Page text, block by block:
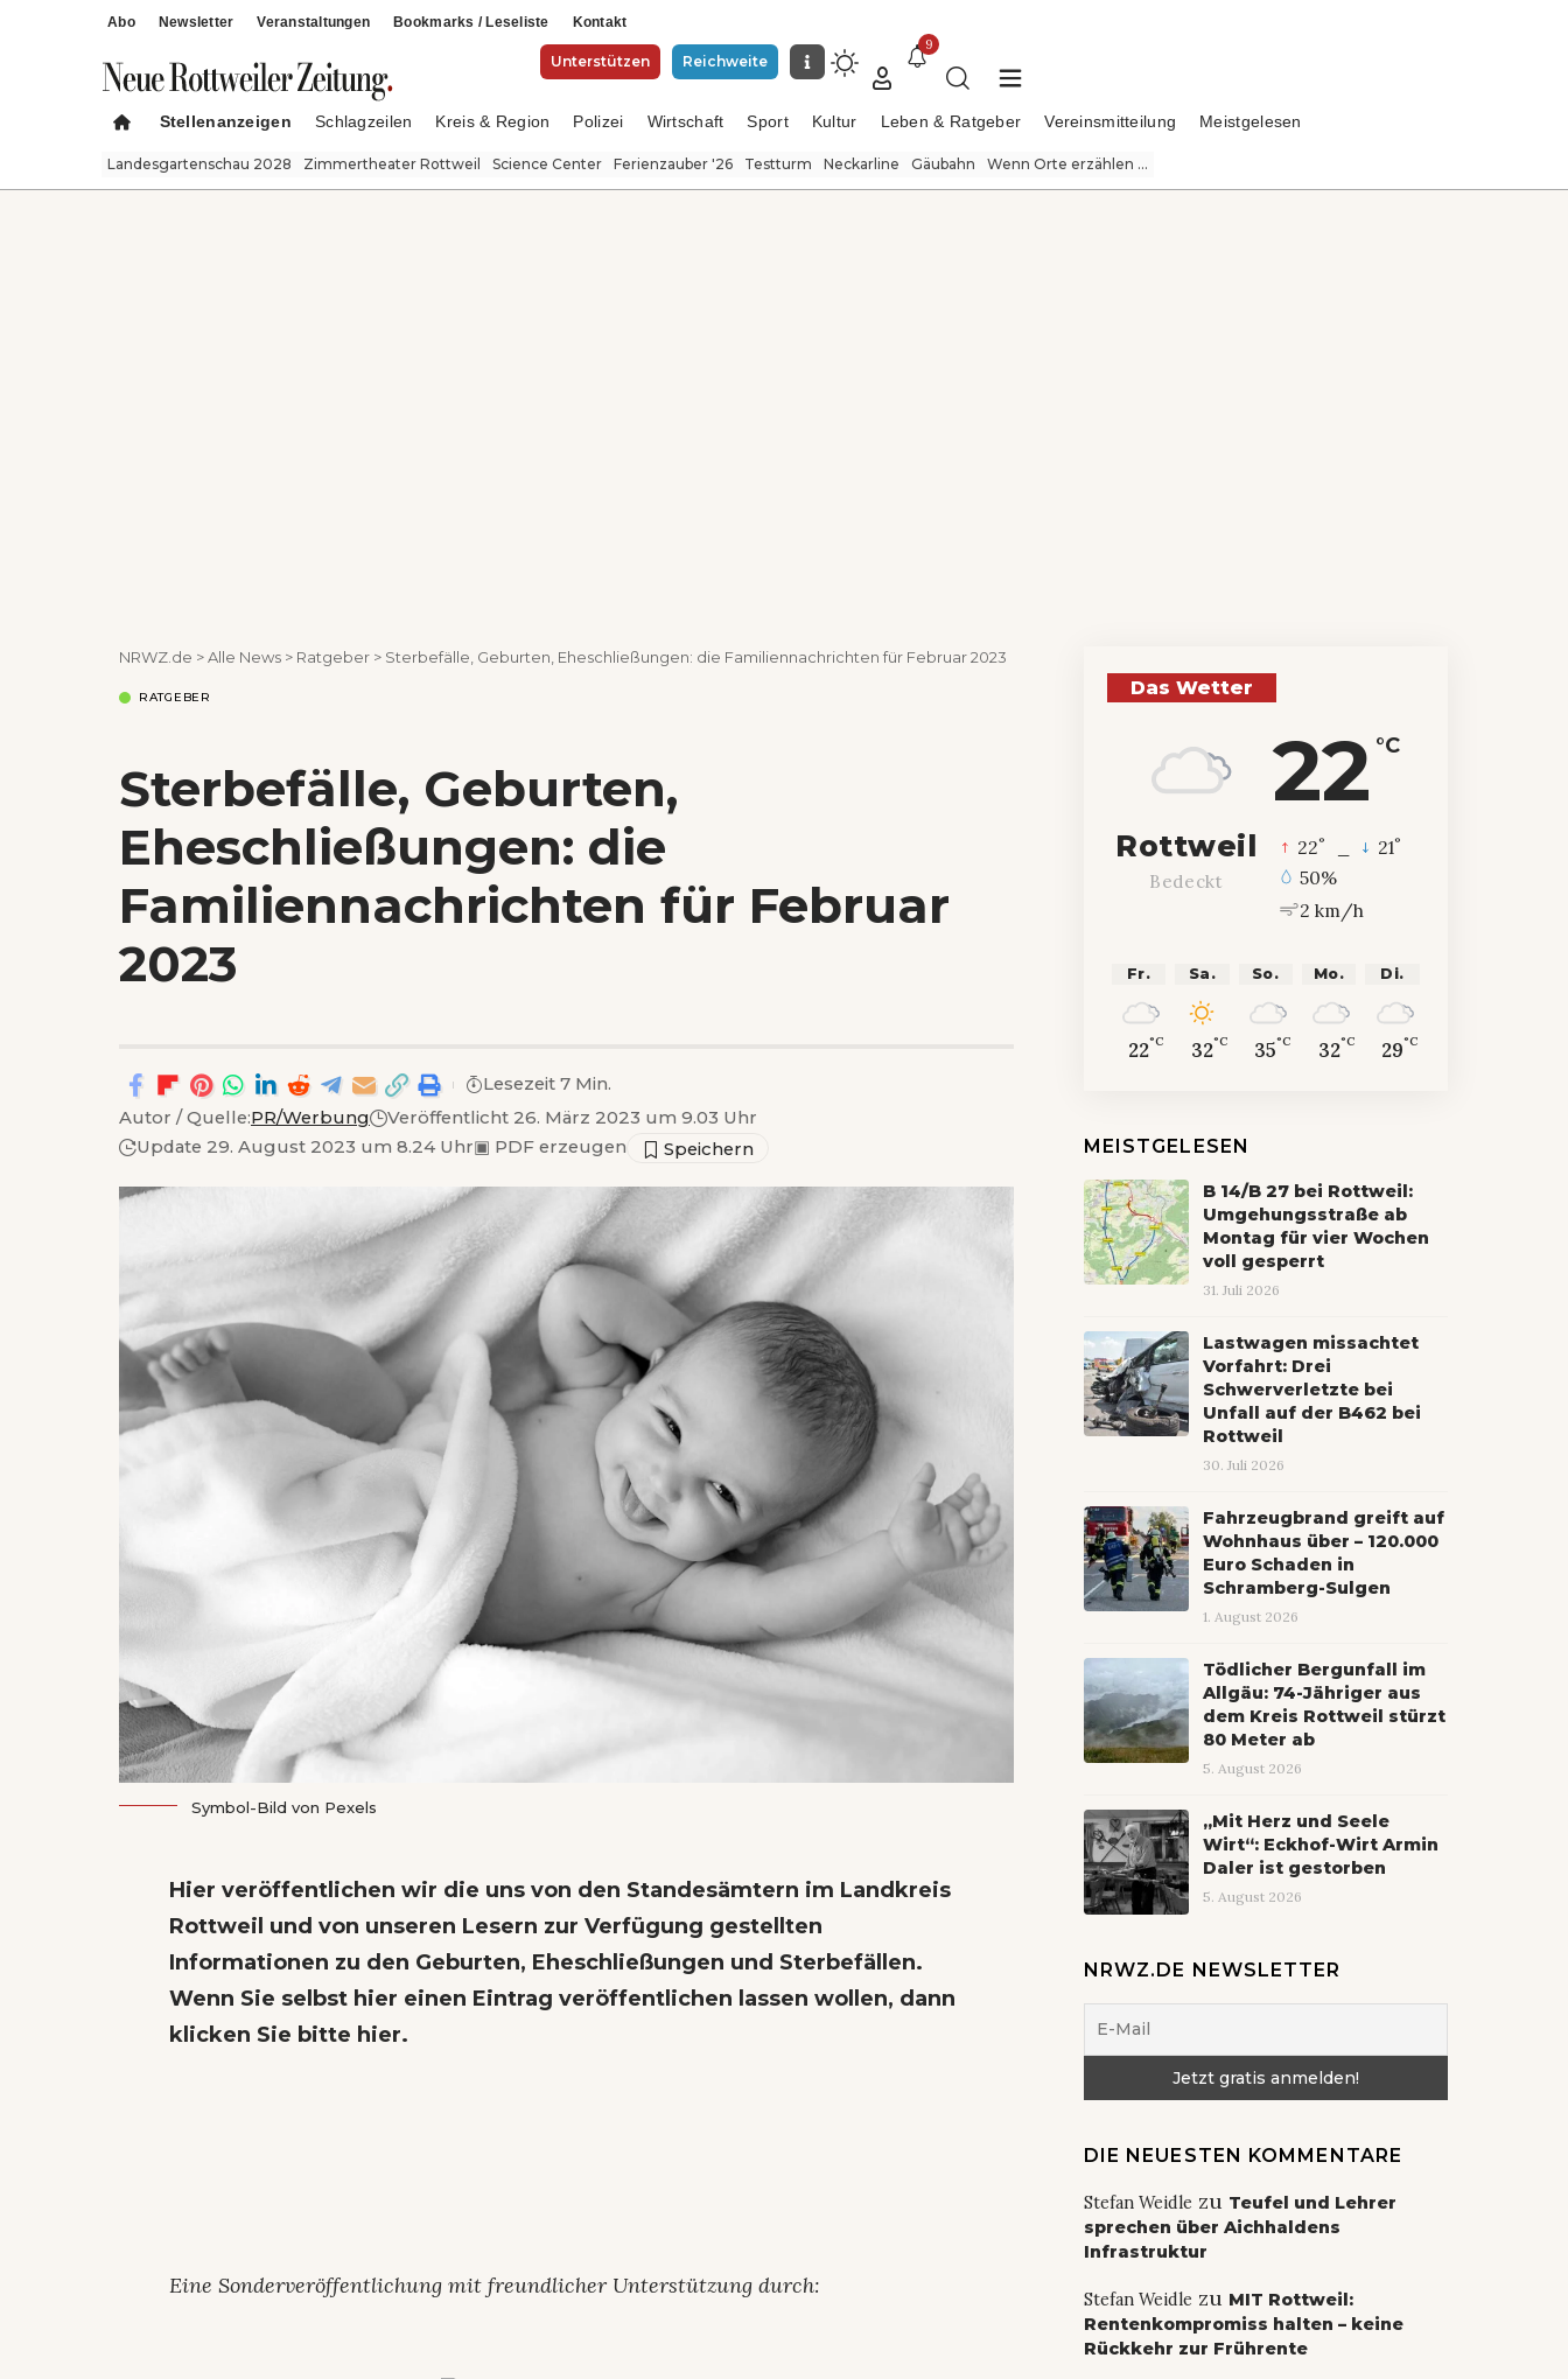
Abo Newsletter Veranstaltungen Bookmarks / Leseliste Kontakt
Unterstützen Reichweite
9
Stellenanzeigen Schlagzeilen Kreis & Region Polizei Wirtschaft Sport Kultur Leben & Ratgeber Vereinsmitteilung Meistgelesen
Landesgartenschau 2028 Zimmertheater Rottweil Science Center Ferienzauber '26 Testturm Neckarline Gäubahn Wenn Orte erzählen ...
NRWZ.de >Alle News > Ratgeber > Sterbefälle, Geburten, Eheschließungen: die Familiennachrichten für Februar 2023
RATGEBER
Sterbefälle, Geburten,
Eheschließungen: die
Familiennachrichten für Februar
2023
Autor / Quelle:PR/Werbung
Veröffentlicht 26. März 2023 um 9.03 Uhr
Update 29. August 2023 um 8.24 Uhr▣ PDF erzeugen
Lesezeit 7 Min.
Symbol-Bild von Pexels
Hier veröffentlichen wir die uns von den Standesämtern im Landkreis
Rottweil und von unseren Lesern zur Verfügung gestellten
Informationen zu den Geburten, Eheschließungen und Sterbefällen.
Wenn Sie selbst hier einen Eintrag veröffentlichen lassen wollen, dann
klicken Sie bitte hier.
Eine Sonderveröffentlichung mit freundlicher Unterstützung durch:
Das Wetter
22 °C
Rottweil
Bedeckt
22° 21°
50%
2 km/h
Fr.
22°C
Sa.
32°C
So.
35°C
Mo.
32°C
Di.
29°C
MEISTGELESEN
B 14/B 27 bei Rottweil:
Umgehungsstraße ab
Montag für vier Wochen
voll gesperrt
31. Juli 2026
Lastwagen missachtet
Vorfahrt: Drei
Schwerverletzte bei
Unfall auf der B462 bei
Rottweil
30. Juli 2026
Fahrzeugbrand greift auf
Wohnhaus über – 120.000
Euro Schaden in
Schramberg-Sulgen
1. August 2026
Tödlicher Bergunfall im
Allgäu: 74-Jähriger aus
dem Kreis Rottweil stürzt
80 Meter ab
5. August 2026
„Mit Herz und Seele
Wirt“: Eckhof-Wirt Armin
Daler ist gestorben
5. August 2026
NRWZ.DE NEWSLETTER
DIE NEUESTEN KOMMENTARE
Stefan Weidle zu Teufel und Lehrer
sprechen über Aichhaldens
Infrastruktur
Stefan Weidle zu MIT Rottweil:
Rentenkompromiss halten – keine
Rückkehr zur Frührente